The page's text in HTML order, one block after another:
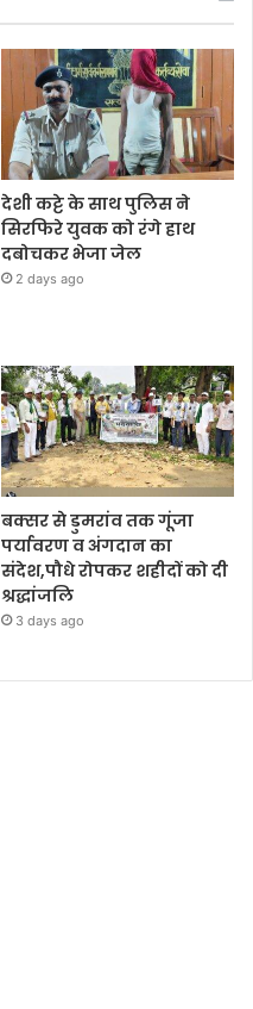
देशी कट्टे के साथ पुलिस ने
सिरफिरे युवक को रंगे हाथ
दबोचकर भेजा जेल
2 days ago
बक्सर से डुमरांव तक गूंजा
पर्यावरण व अंगदान का
संदेश,पौधे रोपकर शहीदों को दी
श्रद्धांजलि
3 days ago